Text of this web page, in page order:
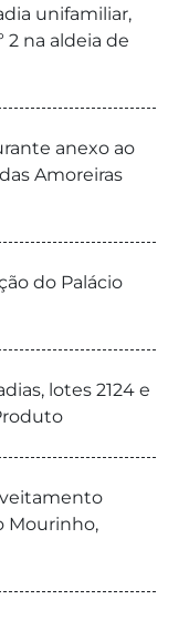
unifamiliar,
2 na aldeia de
anexo ao
Amoreiras
do Palácio
lotes 2124 e
Mourinho,